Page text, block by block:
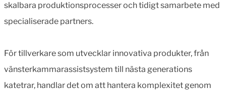
skalbara produktionsprocesser och tidigt samarbete med
specialiserade partners.
För tillverkare som utvecklar innovativa produkter, från
vänsterkammarassistsystem till nästa generations
katetrar, handlar det om att hantera komplexitet genom